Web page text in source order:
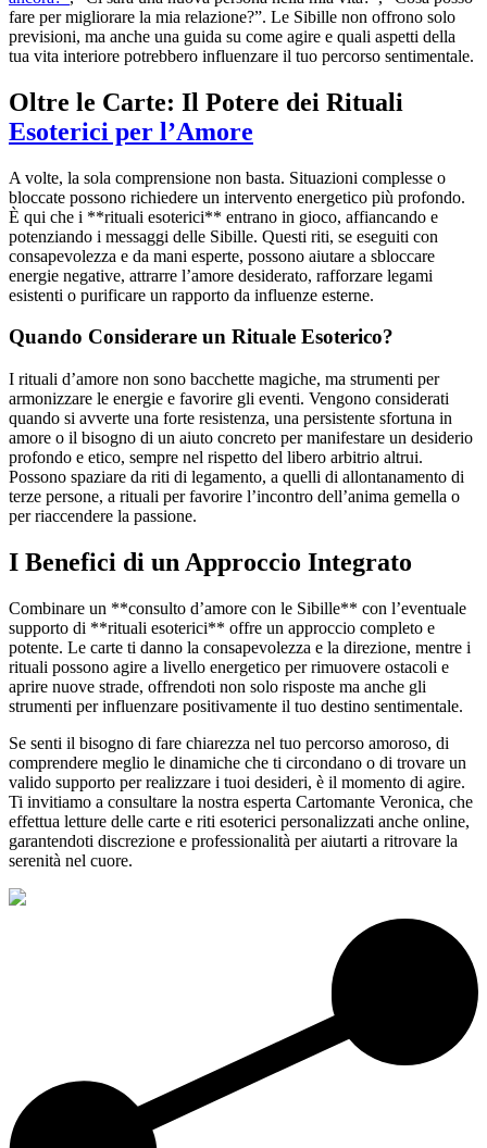
fare per migliorare la mia relazione?”. Le Sibille non offrono solo
previsioni, ma anche una guida su come agire e quali aspetti della
tua vita interiore potrebbero influenzare il tuo percorso sentimentale.
Oltre le Carte: Il Potere dei Rituali
Esoterici per l’Amore
A volte, la sola comprensione non basta. Situazioni complesse o
bloccate possono richiedere un intervento energetico più profondo.
È qui che i **rituali esoterici** entrano in gioco, affiancando e
potenziando i messaggi delle Sibille. Questi riti, se eseguiti con
consapevolezza e da mani esperte, possono aiutare a sbloccare
energie negative, attrarre l’amore desiderato, rafforzare legami
esistenti o purificare un rapporto da influenze esterne.
Quando Considerare un Rituale Esoterico?
I rituali d’amore non sono bacchette magiche, ma strumenti per
armonizzare le energie e favorire gli eventi. Vengono considerati
quando si avverte una forte resistenza, una persistente sfortuna in
amore o il bisogno di un aiuto concreto per manifestare un desiderio
profondo e etico, sempre nel rispetto del libero arbitrio altrui.
Possono spaziare da riti di legamento, a quelli di allontanamento di
terze persone, a rituali per favorire l’incontro dell’anima gemella o
per riaccendere la passione.
I Benefici di un Approccio Integrato
Combinare un **consulto d’amore con le Sibille** con l’eventuale
supporto di **rituali esoterici** offre un approccio completo e
potente. Le carte ti danno la consapevolezza e la direzione, mentre i
rituali possono agire a livello energetico per rimuovere ostacoli e
aprire nuove strade, offrendoti non solo risposte ma anche gli
strumenti per influenzare positivamente il tuo destino sentimentale.
Se senti il bisogno di fare chiarezza nel tuo percorso amoroso, di
comprendere meglio le dinamiche che ti circondano o di trovare un
valido supporto per realizzare i tuoi desideri, è il momento di agire.
Ti invitiamo a consultare la nostra esperta Cartomante Veronica, che
effettua letture delle carte e riti esoterici personalizzati anche online,
garantendoti discrezione e professionalità per aiutarti a ritrovare la
serenità nel cuore.